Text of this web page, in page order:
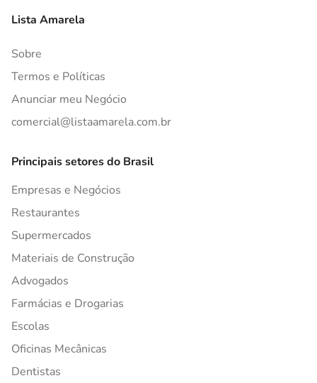
Lista Amarela
Sobre
Termos e Políticas
Anunciar meu Negócio
comercial@listaamarela.com.br
Principais setores do Brasil
Empresas e Negócios
Restaurantes
Supermercados
Materiais de Construção
Advogados
Farmácias e Drogarias
Escolas
Oficinas Mecânicas
Dentistas